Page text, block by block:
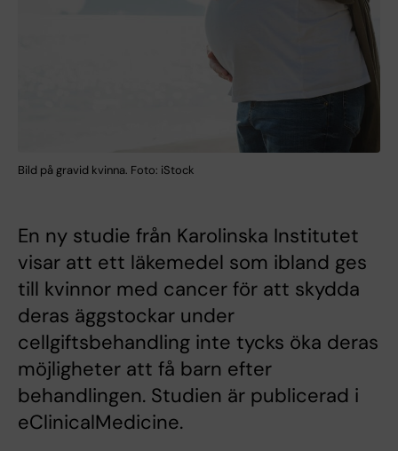
Bild på gravid kvinna. Foto: iStock
En ny studie från Karolinska Institutet
visar att ett läkemedel som ibland ges
till kvinnor med cancer för att skydda
deras äggstockar under
cellgiftsbehandling inte tycks öka deras
möjligheter att få barn efter
behandlingen. Studien är publicerad i
eClinicalMedicine.